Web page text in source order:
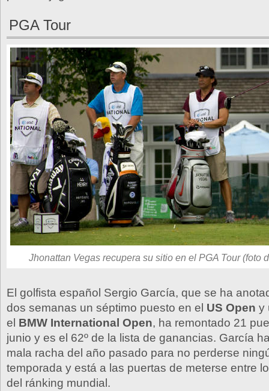
PGA Tour
Jhonattan Vegas recupera su sitio en el PGA Tour (foto
El golfista español Sergio García, que se ha
dos semanas un séptimo puesto en el US Open y
el BMW International Open, ha remontado 21
junio y es el 62º de la lista de ganancias. García
mala racha del año pasado para no perderse
temporada y está a las puertas de meterse entre
del ránking mundial.